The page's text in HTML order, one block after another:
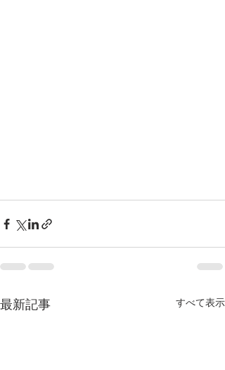
最新記事 すべて表示